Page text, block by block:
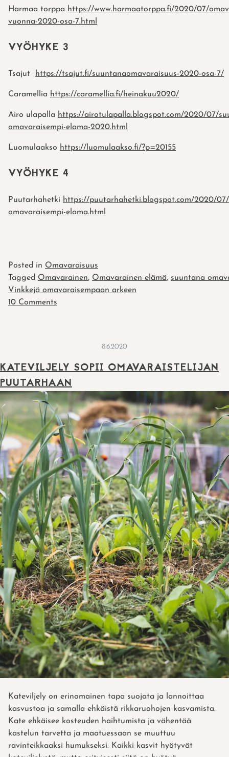
Harmaa torppa https://www.harmaatorppa.fi/2020/07/
vuonna-2020-osa-7.html
VYÖHYKE 3
Tsajut https://tsajut.fi/suuntanaomavaraisuus-2020-osa-7/
Caramellia https://caramellia.fi/heinakuu2020/
Airo ulapalla https://airotulapalla.blogspot.com/2020/07/
omavaraisempi-elama-2020.html
Luomulaakso https://luomulaakso.fi/?p=20155
VYÖHYKE 4
Puutarhahetki https://puutarhahetki.blogspot.com/2020/
omavaraisempi-elama.html
Posted in Omavaraisuus
Tagged Omavarainen, Omavarainen elämä, suuntana
Vinkkejä omavaraisempaan arkeen
10 Comments
8.6.2020
KATEVILJELY SOPII OMAVARAISTELIJAN
PUUTARHAAN
Kateviljely on erinomainen tapa suojata ja lannoittaa
kasvustoa ja samalla ehkäistä rikkaruohojen kasvamista.
Kate ehkäisee kosteuden haihtumista ja vähentää
kastelun tarvetta ja maatuessaan se muuttuu
ravinteikkaaksi humukseksi. Kaikki kasvit hyötyvät